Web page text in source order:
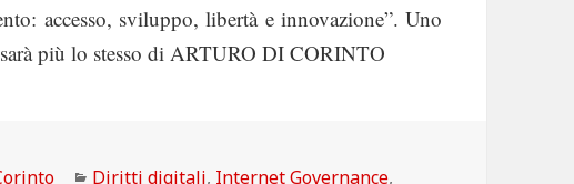
accesso, sviluppo, libertà e innovazione”. Uno
più lo stesso di ARTURO DI CORINTO
Categorie
Diritti digitali, Internet Governance,